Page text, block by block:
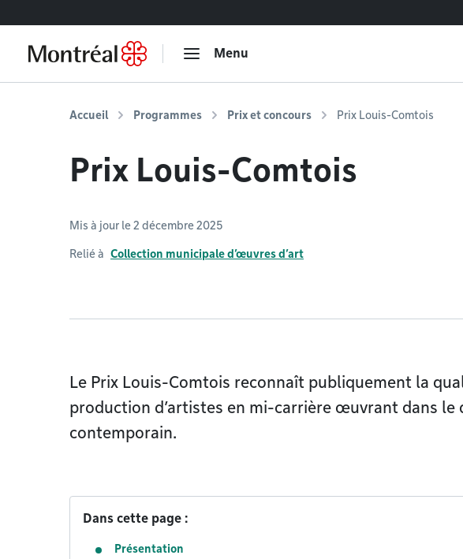
Menu
Accueil Programmes Prix et concours Prix Louis-Comtois
Prix Louis-Comtois
Mis à jour le 2 décembre 2025
Relié à Collection municipale d’œuvres d’art
Le Prix Louis-Comtois reconnaît publiquement la
production d’artistes en mi-carrière œuvrant dans le
contemporain.
Dans cette page :
Présentation